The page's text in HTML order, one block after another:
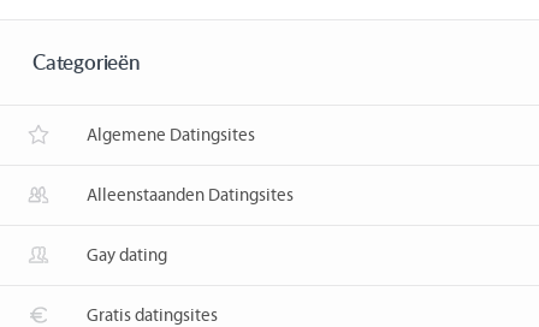
Categorieën
Algemene Datingsites
Alleenstaanden Datingsites
Gay dating
Gratis datingsites